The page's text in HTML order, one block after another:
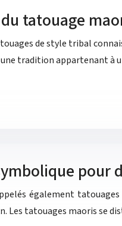
tatouage
de style tribal
tradition appartenant à
pour
également
Les tatouages maoris se